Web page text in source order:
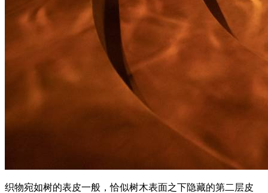
织物宛如树的表皮一般，恰似树木表面之下隐藏的第二层皮